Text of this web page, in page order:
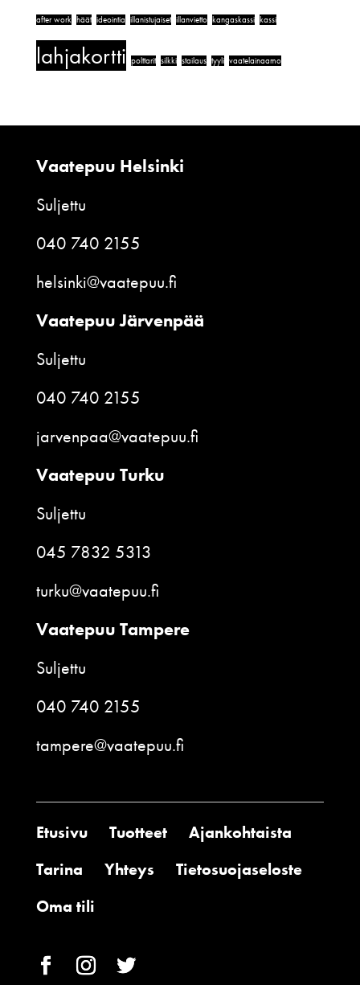
after work häät ideointia illanistujaiset illanvietto kangaskassi kassi
lahjakortti polttarit silkki stailaus tyyli vaatelainaamo
Vaatepuu Helsinki
Suljettu
040 740 2155
helsinki@vaatepuu.fi
Vaatepuu Järvenpää
Suljettu
040 740 2155
jarvenpaa@vaatepuu.fi
Vaatepuu Turku
Suljettu
045 7832 5313
turku@vaatepuu.fi
Vaatepuu Tampere
Suljettu
040 740 2155
tampere@vaatepuu.fi
Etusivu Tuotteet
Ajankohtaista
Tarina
Yhteys
Tietosuojaseloste
Oma tili